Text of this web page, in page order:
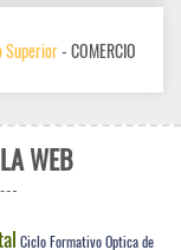
Superior- COMERCIO
WEB
Ciclo Formativo Optica de